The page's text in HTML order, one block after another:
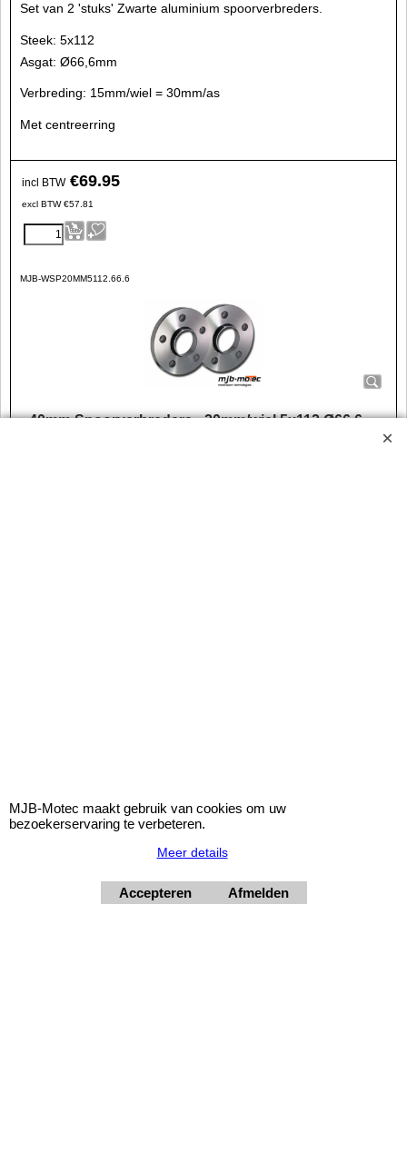
Set van 2 'stuks' Zwarte aluminium spoorverbreders.
Steek: 5x112
Asgat: Ø66,6mm
Verbreding: 15mm/wiel = 30mm/as
Met centreerring
incl BTW €69.95
excl BTW €57.81
MJB-WSP20MM5112.66.6
40mm Spoorverbreders - 20mm/wiel 5x112 Ø66,6
40mm Zwarte Spoorverbreders - 20mm/wiel 5x112
MJB-Motec maakt gebruik van cookies om uw
bezoekerservaring te verbeteren.
Meer details
Accepteren Afmelden